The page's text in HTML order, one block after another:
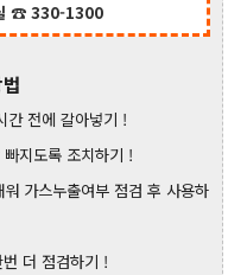
☎ 330-1300
전에 갈아넣기 !
지도록 조치하기 !
가스누출여부 점검 후 사용하
더 점검하기 !